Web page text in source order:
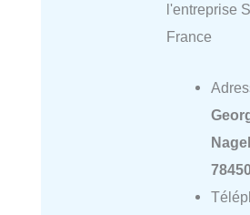
l'entreprise
France